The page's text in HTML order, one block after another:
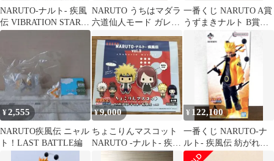
NARUTO-ナルト- 疾風
伝 VIBRATION STARS-
UZUMAKI
NARUTO うちはマダラ
六道仙人モード ガレー
ジキット フィギュア ワ
ーコレ
一番くじ NARUTO A賞
うずまきナルト B賞
輪廻眼 サスケ フ
ィギュア
¥2,555
NARUTO疾風伝 ニャル
ト！LAST BATTLE編
¥9,000
ちょこりんマスコット
NARUTO -ナルト- 疾風
伝 vol.3 6個セット
¥ 122,100
一番くじ NARUTO-ナ
ルト- 疾風伝 紡がれる
火の意志 A賞 うずまき